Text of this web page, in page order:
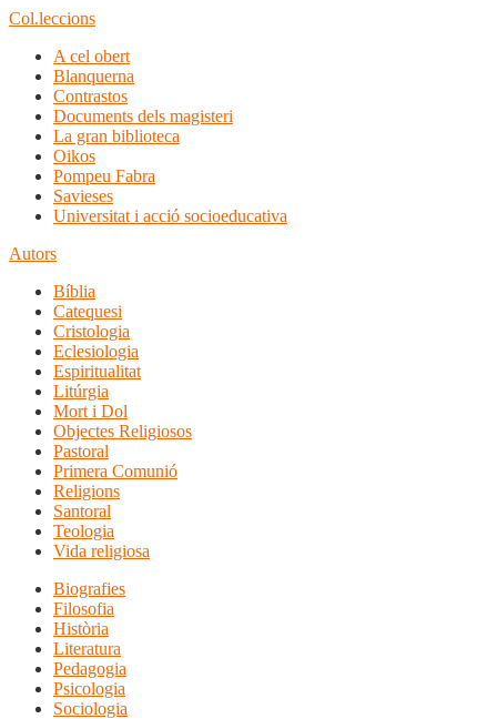
Col.leccions
A cel obert
Blanquerna
Contrastos
Documents dels magisteri
La gran biblioteca
Oikos
Pompeu Fabra
Savieses
Universitat i acció socioeducativa
Autors
Bíblia
Catequesi
Cristologia
Eclesiologia
Espiritualitat
Litúrgia
Mort i Dol
Objectes Religiosos
Pastoral
Primera Comunió
Religions
Santoral
Teologia
Vida religiosa
Biografies
Filosofia
Història
Literatura
Pedagogia
Psicologia
Sociologia